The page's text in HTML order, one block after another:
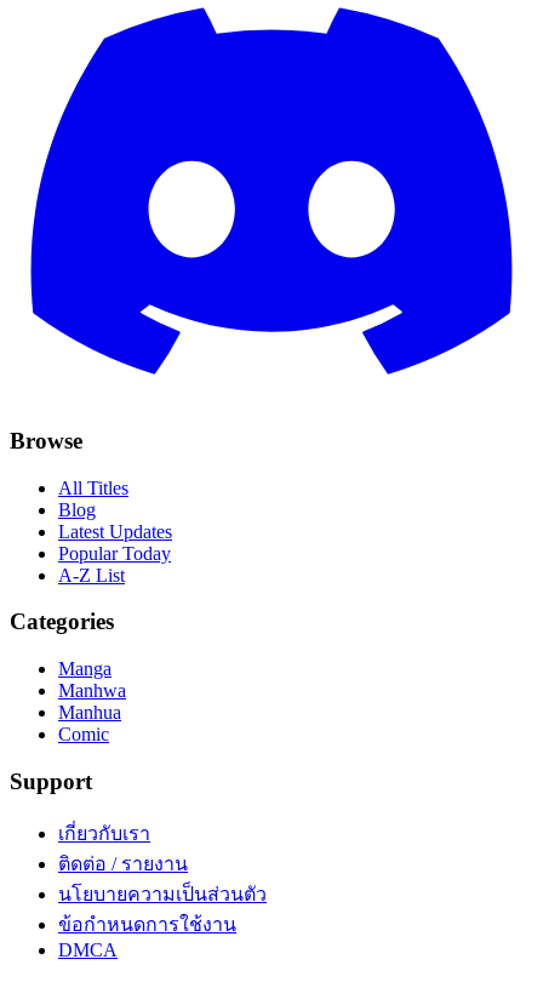
Browse
All Titles
Blog
Latest Updates
Popular Today
A-Z List
Categories
Manga
Manhwa
Manhua
Comic
Support
เกี่ยวกับเรา
ติดต่อ / รายงาน
นโยบายความเป็นส่วนตัว
ข้อกำหนดการใช้งาน
DMCA